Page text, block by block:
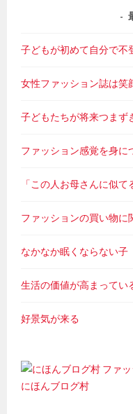
子どもが初めて自分で不
女性ファッション誌は笑
子どもたちが将来つまず
ファッション感覚を身に
「この人お母さんに似て
ファッションの買い物に
なかなか眠くならない子
生活の価値が高まってい
好景気が来る
にほんブログ村